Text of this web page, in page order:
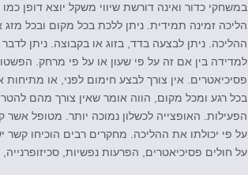
במשחקי כדור ואינה דורשת שיווי משקל יוצא דופן כמו
הליכה זמינה תמידית. ניתן ללכת בכל מקום ובכל מזג
ההליכה. ניתן לבצעה בדד, בזוג או בקבוצה. ניתן
למדידה בין אם זה על פי שעון או על פי מרחק.
פסיכיאטרים. אין צורך לבצע חימום לפני, או
בכל רגע ומכל מקום, הווה אומר שאין צורך מהם
הפעילות. האופצייה לכשלון נמוכה יותר. מטופל אשר
על פי יכולתו את ההליכה. מחקרים רבים הוכיחו קשר
על חולים פסיכיאטרים, הפרעות נפשיות,